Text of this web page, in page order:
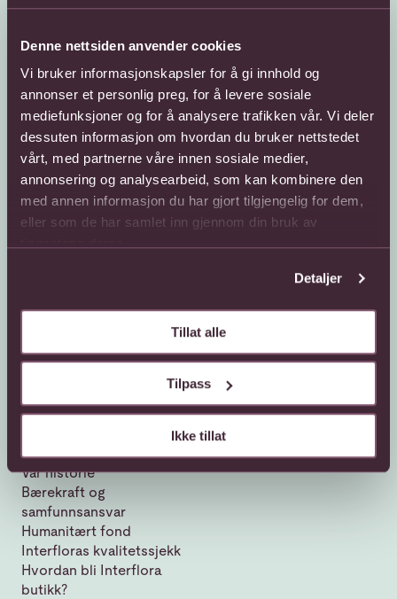
Denne nettsiden anvender cookies
Vi bruker informasjonskapsler for å gi innhold og
annonser et personlig preg, for å levere sosiale
mediefunksjoner og for å analysere trafikken vår. Vi deler
dessuten informasjon om hvordan du bruker nettstedet
vårt, med partnerne våre innen sosiale medier,
annonsering og analysearbeid, som kan kombinere den
med annen informasjon du har gjort tilgjengelig for dem,
eller som de har samlet inn gjennom din bruk av
Detaljer
Tillat alle
Tilpass
Ikke tillat
Kundeservice
66 85 75 50
Mandag - fredag
08:00 - 18:00
Kontaktskjema
Kjøpsbetingelser
Sende blomster
800 40 400
Mandag - fredag
08:00 - 18:00
Sende blomster til
utlandet
Gavekort
Om oss
Om Interflora
Vår historie
Bærekraft og
samfunnsansvar
Humanitært fond
Interfloras kvalitetssjekk
Hvordan bli Interflora
butikk?